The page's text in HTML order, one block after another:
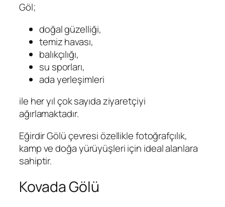
Göl;
doğal güzelliği,
temiz havası,
balıkçılığı,
su sporları,
ada yerleşimleri
ile her yıl çok sayıda ziyaretçiyi
ağırlamaktadır.
Eğirdir Gölü çevresi özellikle fotoğrafçılık,
kamp ve doğa yürüyüşleri için ideal alanlara
sahiptir.
Kovada Gölü